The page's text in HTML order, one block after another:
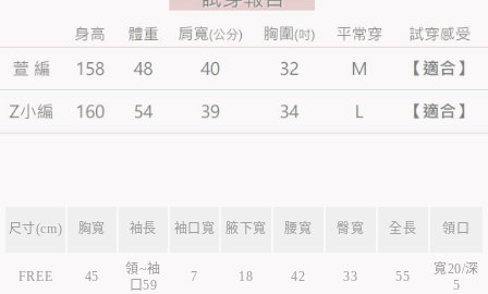
尺寸(cm) 胸寬 袖長 袖口寬 腋下寬 腰寬 臀寬 全長 領口
FREE 45
領~袖
口59
7 18 42 33 55
寬20/深
5